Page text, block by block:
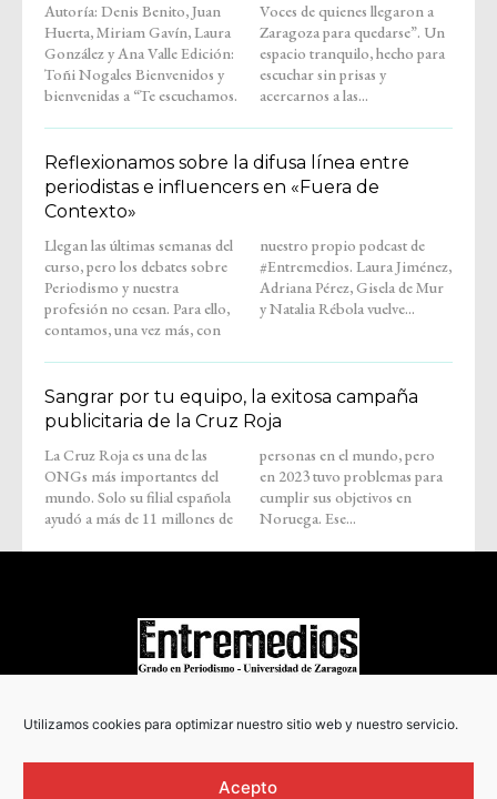
Utilizamos cookies para optimizar nuestro sitio web y nuestro servicio.
Acepto
Autoría: Denis Benito, Juan
Huerta, Miriam Gavín, Laura
González y Ana Valle Edición:
Toñi Nogales Bienvenidos y
bienvenidas a “Te escuchamos.
Voces de quienes llegaron a
Zaragoza para quedarse”. Un
espacio tranquilo, hecho para
escuchar sin prisas y
acercarnos a las...
Reflexionamos sobre la difusa línea entre
periodistas e influencers en «Fuera de
Contexto»
Llegan las últimas semanas del
curso, pero los debates sobre
Periodismo y nuestra
profesión no cesan. Para ello,
contamos, una vez más, con
nuestro propio podcast de
#Entremedios. Laura Jiménez,
Adriana Pérez, Gisela de Mur
y Natalia Rébola vuelve...
Sangrar por tu equipo, la exitosa campaña
publicitaria de la Cruz Roja
La Cruz Roja es una de las
ONGs más importantes del
mundo. Solo su filial española
ayudó a más de 11 millones de
personas en el mundo, pero
en 2023 tuvo problemas para
cumplir sus objetivos en
Noruega. Ese...